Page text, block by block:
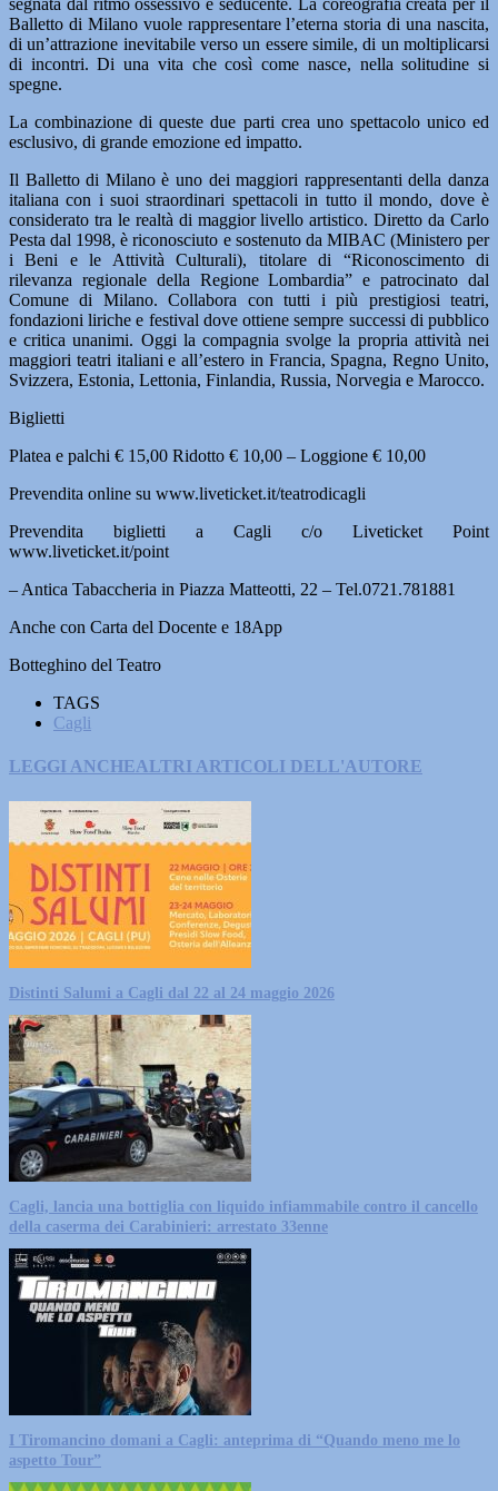
segnata dal ritmo ossessivo e seducente. La coreografia creata per il
Balletto di Milano vuole rappresentare l’eterna storia di una nascita,
di un’attrazione inevitabile verso un essere simile, di un moltiplicarsi
di incontri. Di una vita che così come nasce, nella solitudine si
spegne.
La combinazione di queste due parti crea uno spettacolo unico ed
esclusivo, di grande emozione ed impatto.
Il Balletto di Milano è uno dei maggiori rappresentanti della danza
italiana con i suoi straordinari spettacoli in tutto il mondo, dove è
considerato tra le realtà di maggior livello artistico. Diretto da Carlo
Pesta dal 1998, è riconosciuto e sostenuto da MIBAC (Ministero per
i Beni e le Attività Culturali), titolare di “Riconoscimento di
rilevanza regionale della Regione Lombardia” e patrocinato dal
Comune di Milano. Collabora con tutti i più prestigiosi teatri,
fondazioni liriche e festival dove ottiene sempre successi di pubblico
e critica unanimi. Oggi la compagnia svolge la propria attività nei
maggiori teatri italiani e all’estero in Francia, Spagna, Regno Unito,
Svizzera, Estonia, Lettonia, Finlandia, Russia, Norvegia e Marocco.
Biglietti
Platea e palchi € 15,00 Ridotto € 10,00 – Loggione € 10,00
Prevendita online su www.liveticket.it/teatrodicagli
Prevendita biglietti a Cagli c/o Liveticket Point
www.liveticket.it/point
– Antica Tabaccheria in Piazza Matteotti, 22 – Tel.0721.781881
Anche con Carta del Docente e 18App
Botteghino del Teatro
TAGS
Cagli
LEGGI ANCHEALTRI ARTICOLI DELL'AUTORE
Distinti Salumi a Cagli dal 22 al 24 maggio 2026
Cagli, lancia una bottiglia con liquido infiammabile contro il cancello
della caserma dei Carabinieri: arrestato 33enne
I Tiromancino domani a Cagli: anteprima di “Quando meno me lo
aspetto Tour”